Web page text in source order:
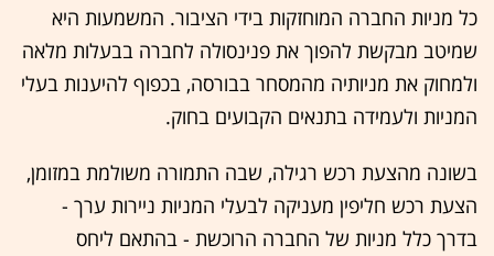
כל מניות החברה המוחזקות בידי הציבור. המשמעות היא
שמיטב מבקשת להפוך את פנינסולה לחברה בבעלות מלאה
ולמחוק את מניותיה מהמסחר בבורסה, בכפוף להיענות בעלי
המניות ולעמידה בתנאים הקבועים בחוק.
בשונה מהצעת רכש רגילה, שבה התמורה משולמת במזומן,
הצעת רכש חליפין מעניקה לבעלי המניות ניירות ערך -
בדרך כלל מניות של החברה הרוכשת - בהתאם ליחס